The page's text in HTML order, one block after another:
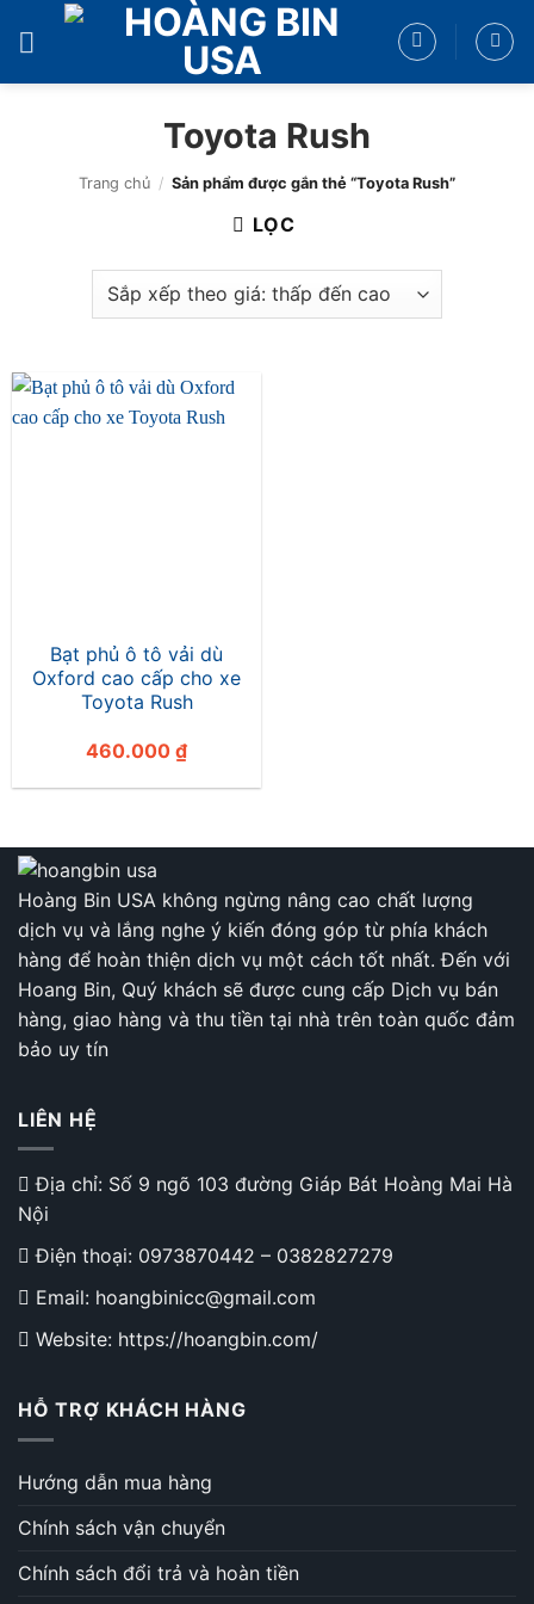
Toyota Rush
Trang chủ / Sản phẩm được gắn thẻ “Toyota Rush”
LỌC
Bạt phủ ô tô vải dù
Oxford cao cấp cho xe
Toyota Rush
460.000 ₫
Hoàng Bin USA không ngừng nâng cao chất lượng
dịch vụ và lắng nghe ý kiến đóng góp từ phía khách
hàng để hoàn thiện dịch vụ một cách tốt nhất. Đến với
Hoang Bin, Quý khách sẽ được cung cấp Dịch vụ bán
hàng, giao hàng và thu tiền tại nhà trên toàn quốc đảm
bảo uy tín
LIÊN HỆ
Địa chỉ: Số 9 ngõ 103 đường Giáp Bát Hoàng Mai Hà
Nội
Điện thoại: 0973870442 – 0382827279
Email: hoangbinicc@gmail.com
Website: https://hoangbin.com/
HỖ TRỢ KHÁCH HÀNG
Hướng dẫn mua hàng
Chính sách vận chuyển
Chính sách đổi trả và hoàn tiền